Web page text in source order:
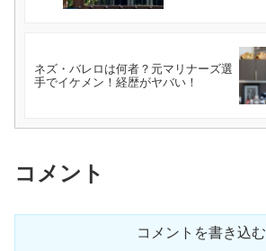
ネズ・バレロは何者？元マリナーズ選
手でイケメン！経歴がヤバい！
コメント
コメントを書き込む